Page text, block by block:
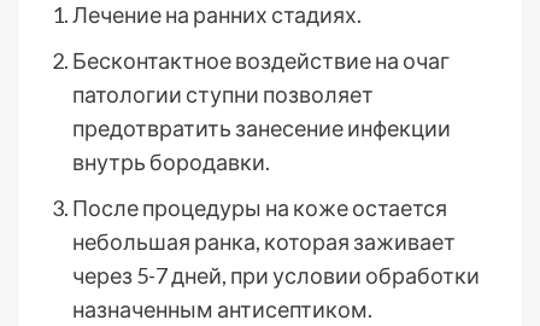
Лечение на ранних стадиях.
Бесконтактное воздействие на очаг
патологии ступни позволяет
предотвратить занесение инфекции
внутрь бородавки.
После процедуры на коже остается
небольшая ранка, которая заживает
через 5-7 дней, при условии обработки
назначенным антисептиком.